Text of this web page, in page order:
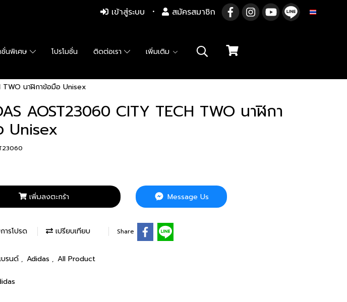
เข้าสู่ระบบ สมัครสมาชิก
นพิเศษ โปรโมชั่น ติดต่อเรา เพิ่มเติม
TWO นาฬิกาข้อมือ Unisex
AOST23060 CITY TECH TWO นาฬิกา
Unisex
เพิ่มลงตะกร้า Message Us
ารโปรด เปรียบเทียบ Share
รนด์ , Adidas , All Product